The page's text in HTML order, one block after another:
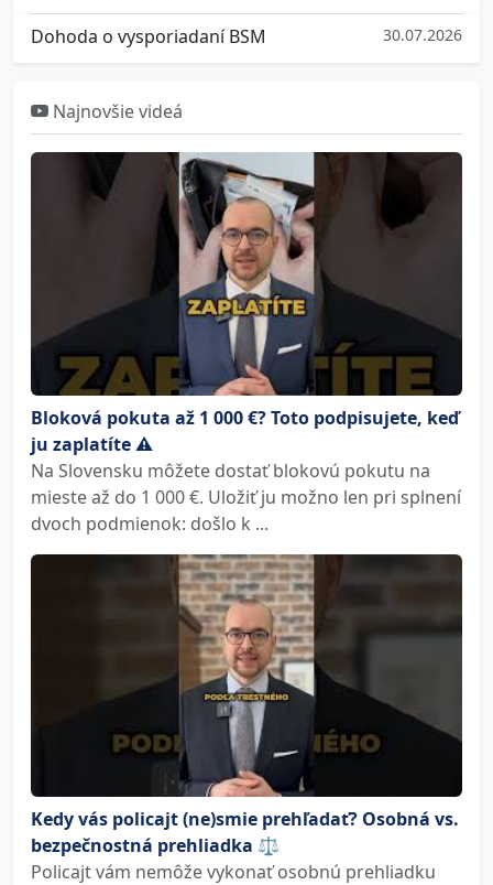
Dohoda o vysporiadaní BSM 30.07.2026
Najnovšie videá
Bloková pokuta až 1 000 €? Toto podpisujete, keď
ju zaplatíte ⚠️
Na Slovensku môžete dostať blokovú pokutu na
mieste až do 1 000 €. Uložiť ju možno len pri splnení
dvoch podmienok: došlo k ...
Kedy vás policajt (ne)smie prehľadať? Osobná vs.
bezpečnostná prehliadka ⚖️
Policajt vám nemôže vykonať osobnú prehliadku